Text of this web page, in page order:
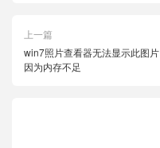
上一篇
win7照片查看器无法显示此图片
因为内存不足